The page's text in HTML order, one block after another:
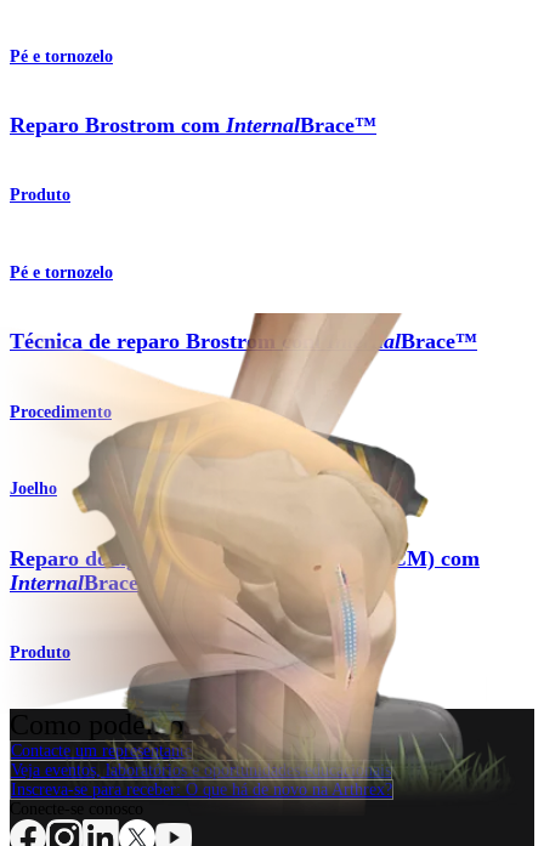
Pé e tornozelo
Reparo Brostrom com InternalBrace™
Produto
Pé e tornozelo
Técnica de reparo Brostrom com InternalBrace™
Procedimento
Joelho
Reparo do ligamento colateral medial (LCM) com
InternalBrace™
Produto
Como podemos ajudar?
Contacte um representante
Veja eventos, laboratórios e oportunidades educacionais
Inscreva-se para receber: O que há de novo na Arthrex?